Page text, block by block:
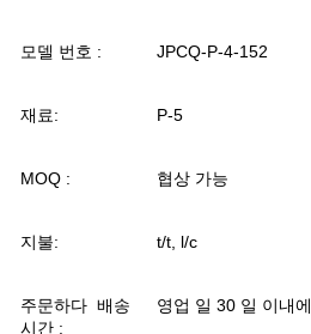
모델 번호 : JPCQ-P-4-152
재료: P-5
MOQ : 협상 가능
지불: t/t, l/c
주문하다 배송
시간 :
영업 일 30 일 이내에